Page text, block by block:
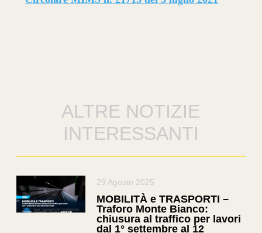
ALTRE NOTIZIE
INTERESSANTI
29 Agosto 2025
MOBILITÀ e TRASPORTI –
Traforo Monte Bianco:
chiusura al traffico per lavori
dal 1° settembre al 12